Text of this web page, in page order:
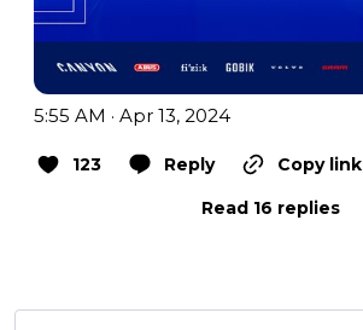
5:55 AM · Apr 13, 2024
123 Reply
Copy link
Read 16 replies